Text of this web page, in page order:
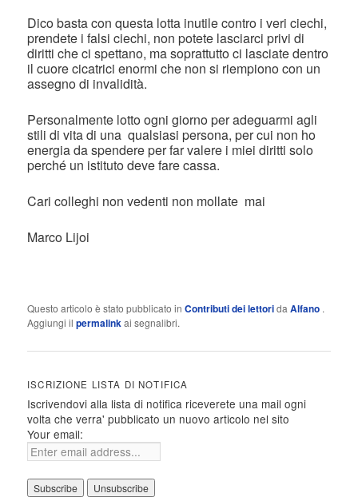
Dico basta con questa lotta inutile contro i veri ciechi,
prendete i falsi ciechi, non potete lasciarci privi di
diritti che ci spettano, ma soprattutto ci lasciate dentro
il cuore cicatrici enormi che non si riempiono con un
assegno di invalidità.
Personalmente lotto ogni giorno per adeguarmi agli
stili di vita di una qualsiasi persona, per cui non ho
energia da spendere per far valere i miei diritti solo
perché un istituto deve fare cassa.
Cari colleghi non vedenti non mollate mai
Marco Lijoi
Questo articolo è stato pubblicato inContributi dei lettoridaAlfano .
Aggiungi ilpermalinkai segnalibri.
ISCRIZIONE LISTA DI NOTIFICA
Iscrivendovi alla lista di notifica riceverete una mail ogni
volta che verra' pubblicato un nuovo articolo nel sito
Your email: